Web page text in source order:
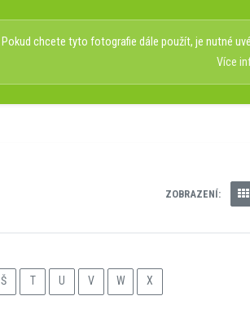
Pokud chcete tyto fotografie dále použít, je nutné
Více
ZOBRAZENÍ:
Š T U V W X